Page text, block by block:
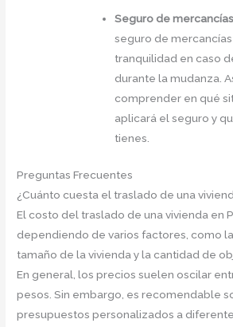
Seguro de
seguro de
tranquilidad en caso
durante la mudanza.
comprender en qué
aplicará el seguro y
tienes.
Preguntas Frecuentes
¿Cuánto cuesta el traslado de una
El costo del traslado de una vivienda en
dependiendo de varios factores, como
tamaño de la vivienda y la cantidad de
En general, los precios suelen oscilar
pesos. Sin embargo, es recomendable
presupuestos personalizados a